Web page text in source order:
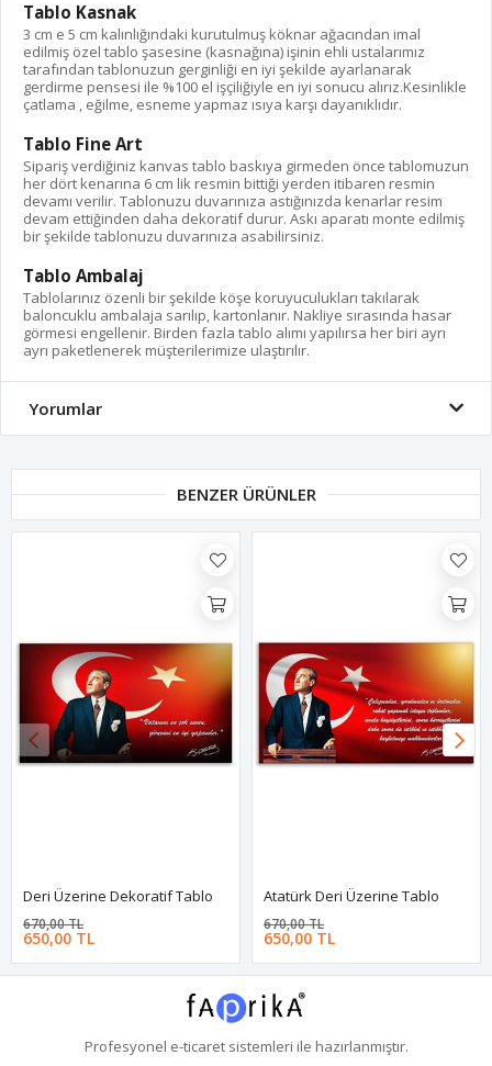
Tablo Kasnak
3 cm e 5 cm kalınlığındaki kurutulmuş köknar ağacından imal
edilmiş özel tablo şasesine (kasnağına) işinin ehli ustalarımız
tarafından tablonuzun gerginliği en iyi şekilde ayarlanarak
gerdirme pensesi ile %100 el işçiliğiyle en iyi sonucu alırız.Kesinlikle
çatlama , eğilme, esneme yapmaz ısıya karşı dayanıklıdır.
Tablo Fine Art
Sipariş verdiğiniz kanvas tablo baskıya girmeden önce tablomuzun
her dört kenarına 6 cm lik resmin bittiği yerden itibaren resmin
devamı verilir. Tablonuzu duvarınıza astığınızda kenarlar resim
devam ettiğinden daha dekoratif durur. Askı aparatı monte edilmiş
bir şekilde tablonuzu duvarınıza asabilirsiniz.
Tablo Ambalaj
Tablolarınız özenli bir şekilde köşe koruyuculukları takılarak
baloncuklu ambalaja sarılıp, kartonlanır. Nakliye sırasında hasar
görmesi engellenir. Birden fazla tablo alımı yapılırsa her biri ayrı
ayrı paketlenerek müşterilerimize ulaştırılır.
Yorumlar
BENZER ÜRÜNLER
Deri Üzerine Dekoratif Tablo
650,00 TL
670,00 TL
Atatürk Deri Üzerine Tablo
650,00 TL
670,00 TL
Profesyonel e-ticaretsistemleri ile hazırlanmıştır.